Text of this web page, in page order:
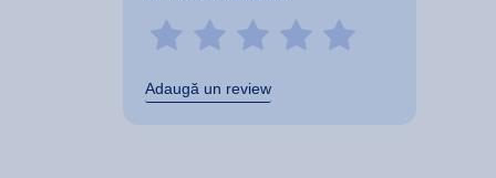
Adaugă un review